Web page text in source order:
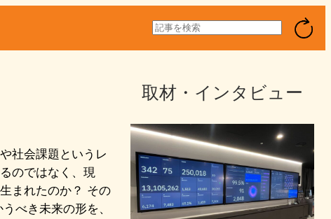
検
索
社会課題というレ
のではなく、現
まれたのか？ その
べき未来の形を、
取材・インタビュー